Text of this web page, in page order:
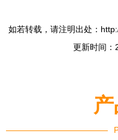
如若转载，请注明出处：
更新时间